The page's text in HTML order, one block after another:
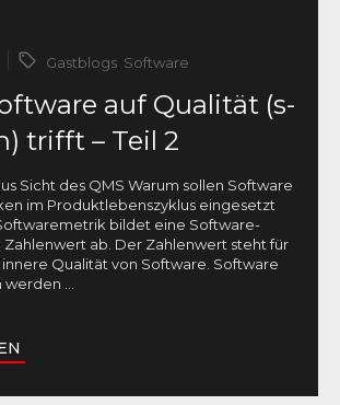
Gastblogs, Software
auf Qualität (s-
trifft – Teil 2
Sicht des QMS Warum sollen Software
im Produktlebenszyklus eingesetzt
bildet eine Software-
Zahlenwert ab. Der Zahlenwert steht für
Qualität von Software. Software
werden ...